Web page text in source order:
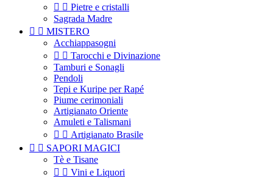
  Pietre e cristalli
Sagrada Madre
  MISTERO
Acchiappasogni
  Tarocchi e Divinazione
Tamburi e Sonagli
Pendoli
Tepi e Kuripe per Rapé
Piume cerimoniali
Artigianato Oriente
Amuleti e Talismani
  Artigianato Brasile
  SAPORI MAGICI
Tè e Tisane
  Vini e Liquori